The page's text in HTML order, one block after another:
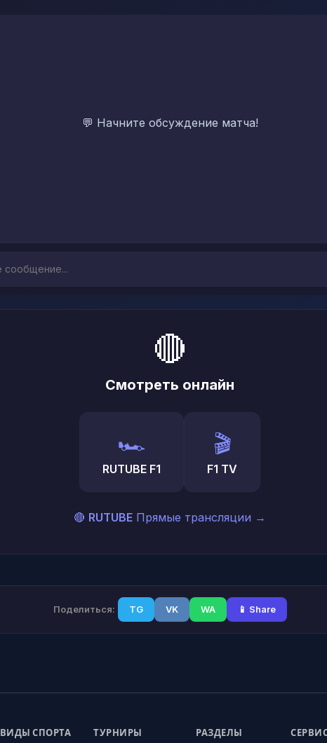
💬 Начните обсуждение матча!
🔴
Смотреть онлайн
🏎️
RUTUBE F1
🎬
F1 TV
🔴 RUTUBE Прямые трансляции →
Поделиться: TG VK WA 📱 Share
ВИДЫ СПОРТА ТУРНИРЫ РАЗДЕЛЫ